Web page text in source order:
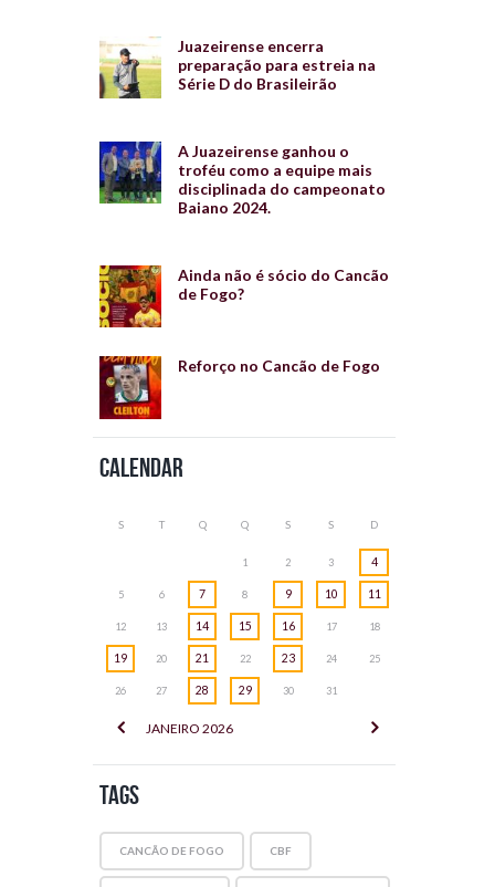
Juazeirense encerra
preparação para estreia na
Série D do Brasileirão
A Juazeirense ganhou o
troféu como a equipe mais
disciplinada do campeonato
Baiano 2024.
Ainda não é sócio do Cancão
de Fogo?
Reforço no Cancão de Fogo
Calendar
JANEIRO 2026
S T Q Q S S D
1 2 3 4
5 6 7 8 9 10 11
12 13 14 15 16 17 18
19 20 21 22 23 24 25
26 27 28 29 30 31
Tags
CANCÃO DE FOGO CBF